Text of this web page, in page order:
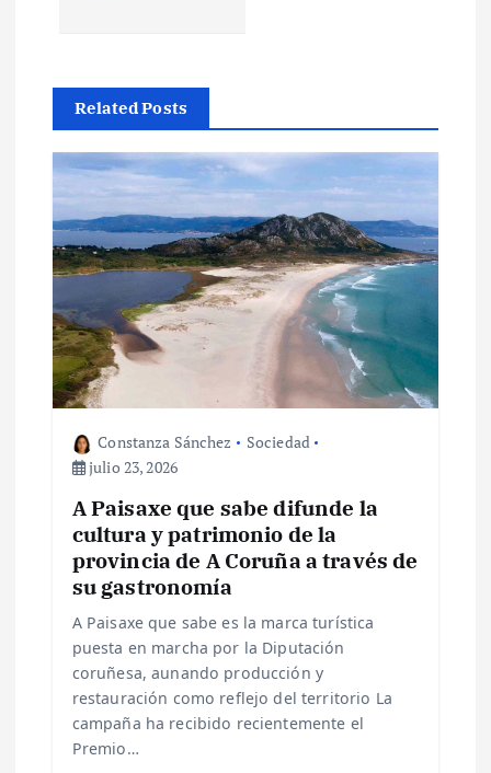
n
d
e
e
n
t
Related Posts
Constanza Sánchez
Sociedad
julio 23, 2026
A Paisaxe que sabe difunde la
cultura y patrimonio de la
provincia de A Coruña a través de
su gastronomía
A Paisaxe que sabe es la marca turística
puesta en marcha por la Diputación
coruñesa, aunando producción y
restauración como reflejo del territorio La
campaña ha recibido recientemente el
Premio…